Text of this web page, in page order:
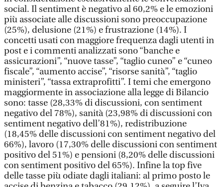
social. Il sentiment è negativo al 60,2% e le emozioni
più associate alle discussioni sono preoccupazione
(25%), delusione (21%) e frustrazione (14%). I
concetti usati con maggiore frequenza dagli utenti in
post e i commenti analizzati sono “banche e
assicurazioni”, “nuove tasse”, “taglio cuneo” e “cuneo
fiscale”, “aumento accise”, “risorse sanità”, “taglio
ministeri”, “tassa extraprofitti”. I temi che emergono
maggiormente in associazione alla legge di Bilancio
sono: tasse (28,33% di discussioni, con sentiment
negativo del 78%), sanità (23,98% di discussioni con
sentiment negativo dell’81%), redistribuzione
(18,45% delle discussioni con sentiment negativo del
66%), lavoro (17,30% delle discussioni con sentiment
positivo del 51%) e pensioni (8,20% delle discussioni
con sentiment positivo del 65%). Infine la top five
delle tasse più odiate dagli italiani: al primo posto le